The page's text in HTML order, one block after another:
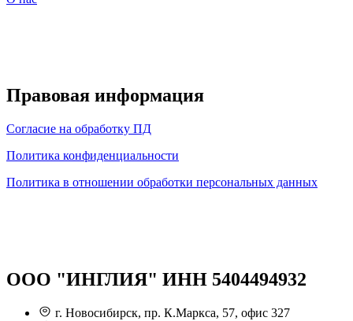
Правовая информация
Согласие на обработку ПД
Политика конфиденциальности
Политика в отношении обработки персональных данных
ООО "ИНГЛИЯ" ИНН 5404494932
г. Новосибирск, пр. К.Маркса, 57, офис 327